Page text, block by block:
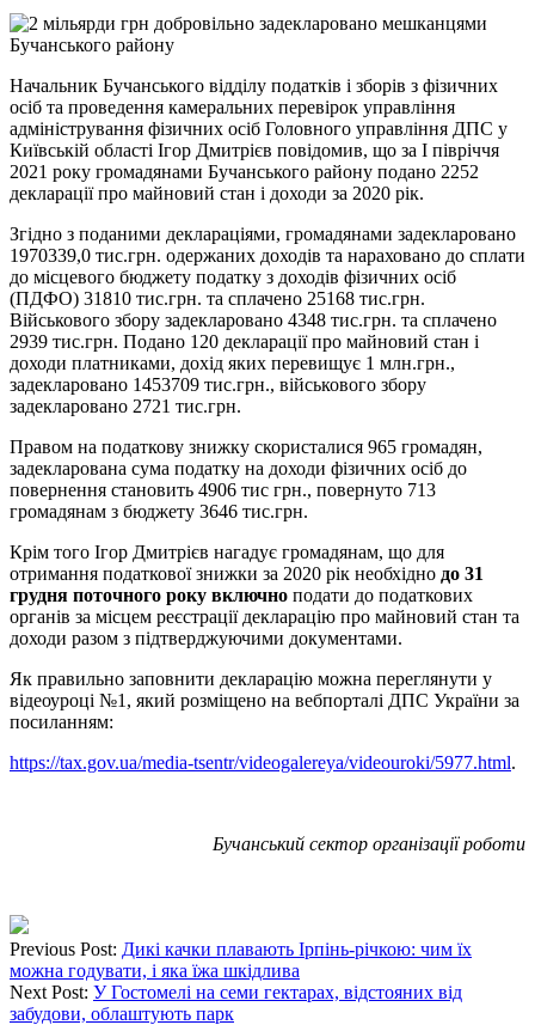
Начальник Бучанського відділу податків і зборів з фізичних
осіб та проведення камеральних перевірок управління
адміністрування фізичних осіб Головного управління ДПС у
Київській області Ігор Дмитрієв повідомив, що за І півріччя
2021 року громадянами Бучанського району подано 2252
декларації про майновий стан і доходи за 2020 рік.
Згідно з поданими деклараціями, громадянами задекларовано
1970339,0 тис.грн. одержаних доходів та нараховано до сплати
до місцевого бюджету податку з доходів фізичних осіб
(ПДФО) 31810 тис.грн. та сплачено 25168 тис.грн.
Військового збору задекларовано 4348 тис.грн. та сплачено
2939 тис.грн. Подано 120 декларації про майновий стан і
доходи платниками, дохід яких перевищує 1 млн.грн.,
задекларовано 1453709 тис.грн., військового збору
задекларовано 2721 тис.грн.
Правом на податкову знижку скористалися 965 громадян,
задекларована сума податку на доходи фізичних осіб до
повернення становить 4906 тис грн., повернуто 713
громадянам з бюджету 3646 тис.грн.
Крім того Ігор Дмитрієв нагадує громадянам, що для
отримання податкової знижки за 2020 рік необхідно до 31
грудня поточного року включно подати до податкових
органів за місцем реєстрації декларацію про майновий стан та
доходи разом з підтверджуючими документами.
Як правильно заповнити декларацію можна переглянути у
відеоуроці №1, який розміщено на вебпорталі ДПС України за
посиланням:
https://tax.gov.ua/media-tsentr/videogalereya/videouroki/5977.html.
Бучанський сектор організації роботи
Previous Post: Дикі качки плавають Ірпінь-річкою: чим їх
можна годувати, і яка їжа шкідлива
Next Post: У Гостомелі на семи гектарах, відстояних від
забудови, облаштують парк